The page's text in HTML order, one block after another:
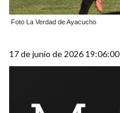
Foto La Verdad de Ayacucho
17 de junio de 2026 19:06:00